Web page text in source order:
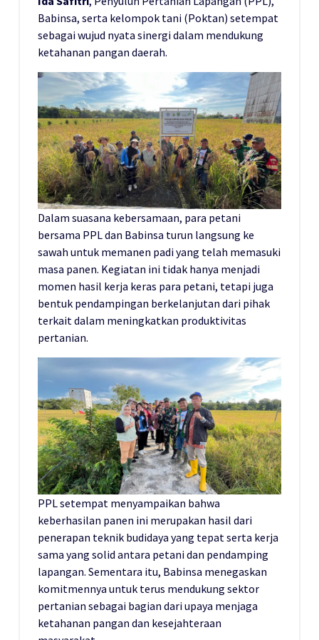
Babinsa, serta kelompok tani (Poktan) setempat
sebagai wujud nyata sinergi dalam mendukung
ketahanan pangan daerah.
Dalam suasana kebersamaan, para petani
bersama PPL dan Babinsa turun langsung ke
sawah untuk memanen padi yang telah memasuki
masa panen. Kegiatan ini tidak hanya menjadi
momen hasil kerja keras para petani, tetapi juga
bentuk pendampingan berkelanjutan dari pihak
terkait dalam meningkatkan produktivitas
pertanian.
PPL setempat menyampaikan bahwa
keberhasilan panen ini merupakan hasil dari
penerapan teknik budidaya yang tepat serta kerja
sama yang solid antara petani dan pendamping
lapangan. Sementara itu, Babinsa menegaskan
komitmennya untuk terus mendukung sektor
pertanian sebagai bagian dari upaya menjaga
ketahanan pangan dan kesejahteraan